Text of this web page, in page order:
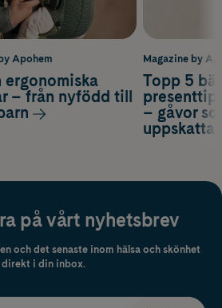
Magazine by
Topp 5
– gåvor
Apohem
ergonomiska
– från nyfödd till
på vårt nyhetsbrev
och det senaste inom hälsa och skönhet
direkt i din inbox.